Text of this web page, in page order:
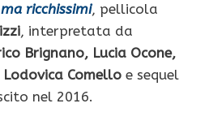
ricchissimi, pellicola
, interpretata da
Brignano, Lucia Ocone,
Lodovica Comello e sequel
nel 2016.